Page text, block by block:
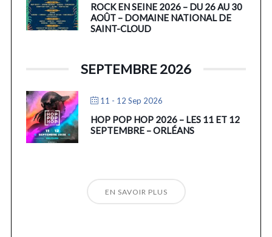
ROCK EN SEINE 2026 – DU 26 AU 30
AOÛT – DOMAINE NATIONAL DE
SAINT-CLOUD
SEPTEMBRE 2026
11 - 12 Sep 2026
HOP POP HOP 2026 – LES 11 ET 12
SEPTEMBRE – ORLÉANS
EN SAVOIR PLUS